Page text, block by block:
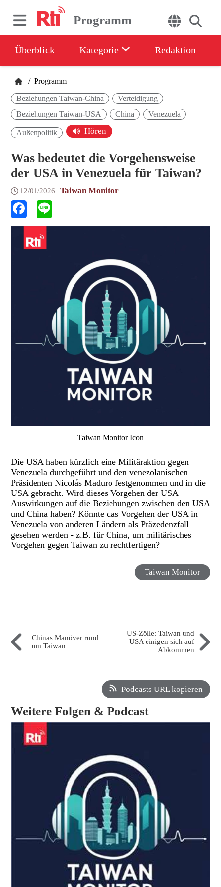
Programm
Überblick Kategorie Redaktion
/ Programm
Beziehungen Taiwan-China
Verteidigung
Beziehungen Taiwan-USA
China Venezuela
Außenpolitik Hören
Was bedeutet die Vorgehensweise
der USA in Venezuela für Taiwan?
12/01/2026 Taiwan Monitor
Taiwan Monitor Icon
Die USA haben kürzlich eine Militäraktion gegen
Venezuela durchgeführt und den venezolanischen
Präsidenten Nicolás Maduro festgenommen und in die
USA gebracht. Wird dieses Vorgehen der USA
Auswirkungen auf die Beziehungen zwischen den USA
und China haben? Könnte das Vorgehen der USA in
Venezuela von anderen Ländern als Präzedenzfall
gesehen werden - z.B. für China, um militärisches
Vorgehen gegen Taiwan zu rechtfertigen?
Taiwan Monitor
Chinas Manöver rund
um Taiwan
US-Zölle: Taiwan und
USA einigen sich auf
Abkommen
Podcasts URL kopieren
Weitere Folgen & Podcast